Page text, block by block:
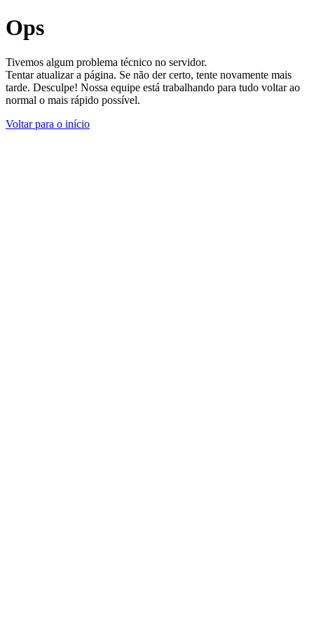
Ops
Tivemos algum problema técnico no servidor.
Tentar atualizar a página. Se não der certo, tente novamente mais
tarde. Desculpe! Nossa equipe está trabalhando para tudo voltar ao
normal o mais rápido possível.
Voltar para o início